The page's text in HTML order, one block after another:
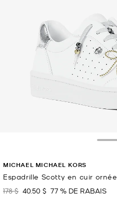
MICHAEL MICHAEL KORS
Espadrille Scotty en cuir ornée
était
178 $ maintenant
40.50 $ 77 % DE RABAIS